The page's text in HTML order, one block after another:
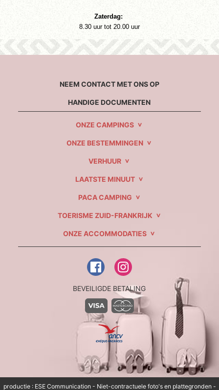
Zaterdag:
8.30 uur tot 20.00 uur
NEEM CONTACT MET ONS OP
HANDIGE DOCUMENTEN
ONZE CAMPINGS
ONZE BESTEMMINGEN
VERHUUR
LAATSTE MINUUT
PACA CAMPING
TOERISME ZUID-FRANKRIJK
ONZE ACCOMMODATIES
BEVEILIGDE BETALING
productie : ESE Communication- Niet-contractuele foto's en plattegronden -